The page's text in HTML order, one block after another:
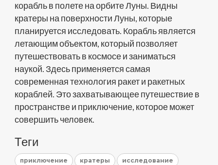
корабль в полете на орбите Луны. Видны
кратеры на поверхности Луны, которые
планируется исследовать. Корабль является
летающим объектом, который позволяет
путешествовать в космосе и заниматься
наукой. Здесь применяется самая
современная технология ракет и ракетных
кораблей. Это захватывающее путешествие в
пространстве и приключение, которое может
совершить человек.
Теги
приключение кратеры исследование